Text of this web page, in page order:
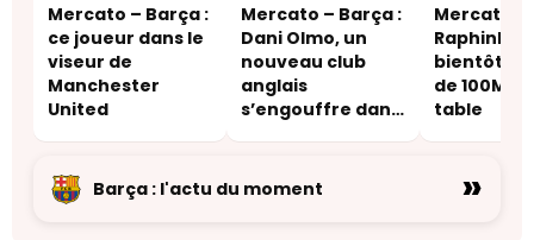
Mercato – Barça :
ce joueur dans le
viseur de
Manchester
United
Mercato – Barça :
Dani Olmo, un
nouveau club
anglais
s’engouffre dans
Mercato –
Raphinha,
bientôt
de 100M€
table
Barça : l'actu du moment »